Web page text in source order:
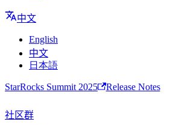
中文
English
中文
日本語
StarRocks Summit 2025 Release Notes
社区群